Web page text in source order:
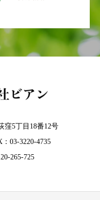
窪5丁目18番12号
03-3220-4735
265-725